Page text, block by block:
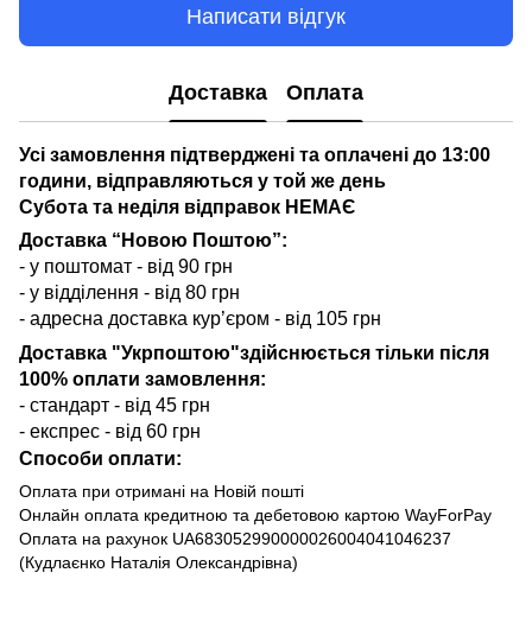
Написати відгук
Доставка Оплата
Усі замовлення підтверджені та оплачені до 13:00
години, відправляються у той же день
Субота та неділя відправок НЕМАЄ
Доставка “Новою Поштою”:
- у поштомат - від 90 грн
- у відділення - від 80 грн
- адресна доставка кур’єром - від 105 грн
Доставка "Укрпоштою"здійснюється тільки після
100% оплати замовлення:
- стандарт - від 45 грн
- експрес - від 60 грн
Способи оплати:
Оплата при отримані на Новій пошті
Онлайн оплата кредитною та дебетовою картою WayForPay
Оплата на рахунок UA683052990000026004041046237
(Кудлаєнко Наталія Олександрівна)